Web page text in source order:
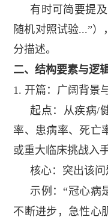
有时可简要提
随机对照试验...”）
分描述。
二、结构要素与逻
1. 开篇：广阔背景
起点：从疾病/
率、患病率、死亡
或重大临床挑战入手
核心：突出该问
示例： “冠心病
不断进步，急性心